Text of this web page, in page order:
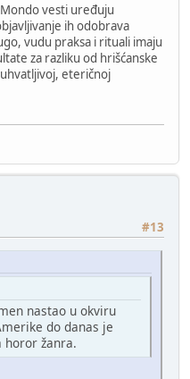
vesti uređuju
ih odobrava
vudu praksa i rituali imaju
za razliku od hrišćanske
eteričnoj
#13
nastao u okviru
do danas je
žanra.